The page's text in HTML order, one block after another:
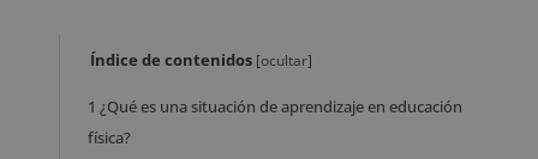
Índice de contenidos [ocultar]
1 ¿Qué es una situación de aprendizaje en educación
física?